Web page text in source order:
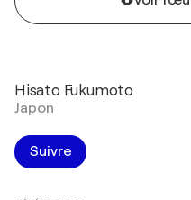
Hisato Fukumoto
Japon
Suivre